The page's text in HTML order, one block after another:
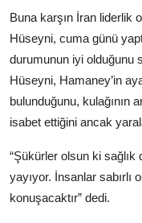
Buna karşın İran liderlik
Hüseyni, cuma günü
durumunun iyi olduğunu
Hüseyni, Hamaney’in
bulunduğunu, kulağının
isabet ettiğini ancak
“Şükürler olsun ki
yayıyor. İnsanlar sabırlı
konuşacaktır” dedi.